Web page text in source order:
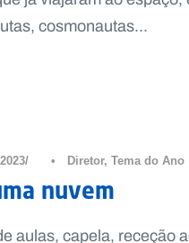
cosmonautas...
• Diretor, Tema do Ano
nuvem
aulas, capela, receção